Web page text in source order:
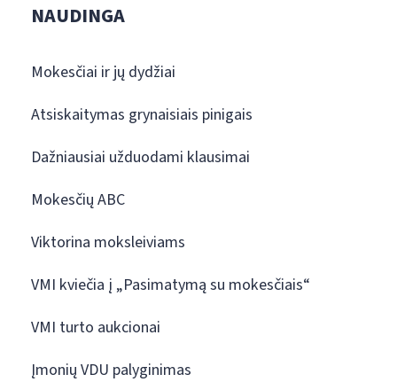
NAUDINGA
Mokesčiai ir jų dydžiai
Atsiskaitymas grynaisiais pinigais
Dažniausiai užduodami klausimai
Mokesčių ABC
Viktorina moksleiviams
VMI kviečia į „Pasimatymą su mokesčiais“
VMI turto aukcionai
Įmonių VDU palyginimas